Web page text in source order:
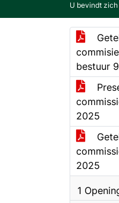
U bevindt zich
bestuur
2025
2025
1